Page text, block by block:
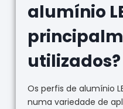
alumínio
utilizados?
Os perfis de alumínio
numa variedade de